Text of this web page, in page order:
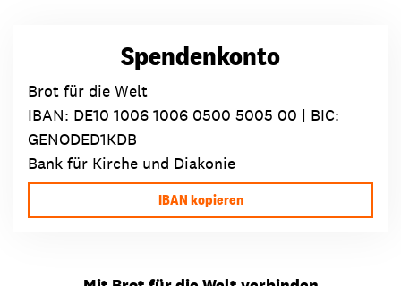
Spendenkonto
Brot für die Welt
IBAN: DE10 1006 1006 0500 5005 00 | BIC:
GENODED1KDB
Bank für Kirche und Diakonie
IBAN kopieren